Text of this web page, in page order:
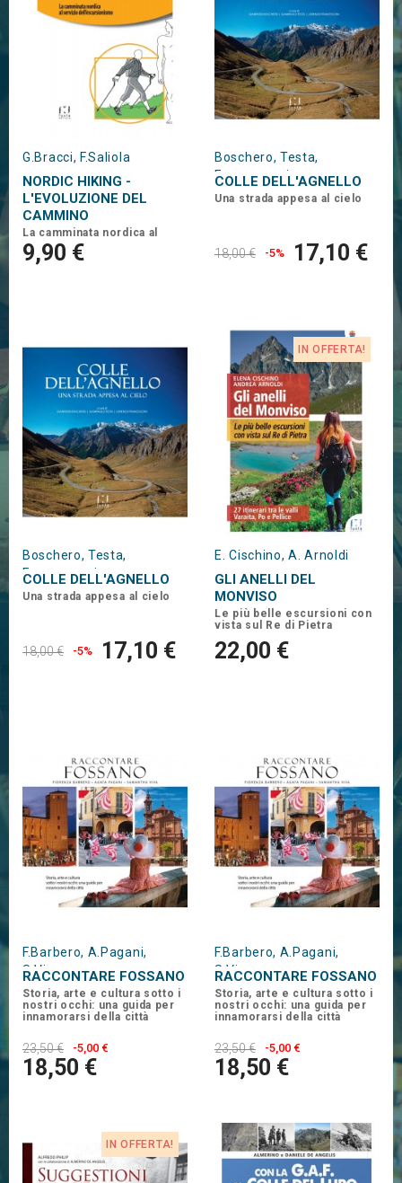
G.Bracci, F.Saliola
NORDIC HIKING -
L'EVOLUZIONE DEL
CAMMINO
La camminata nordica al
servizio dell'escursionismo
9,90 €
Boschero, Testa,
Francesconi
COLLE DELL'AGNELLO
Una strada appesa al cielo
18,00 € -5% 17,10 €
Boschero, Testa,
Francesconi
COLLE DELL'AGNELLO
Una strada appesa al cielo
18,00 € -5% 17,10 €
IN OFFERTA!
E. Cischino, A. Arnoldi
GLI ANELLI DEL
MONVISO
Le più belle escursioni con
vista sul Re di Pietra
22,00 €
F.Barbero, A.Pagani,
S.Viva
RACCONTARE FOSSANO
Storia, arte e cultura sotto i
nostri occhi: una guida per
innamorarsi della città
23,50 € -5,00 €
18,50 €
F.Barbero, A.Pagani,
S.Viva
RACCONTARE FOSSANO
Storia, arte e cultura sotto i
nostri occhi: una guida per
innamorarsi della città
23,50 € -5,00 €
18,50 €
IN OFFERTA!